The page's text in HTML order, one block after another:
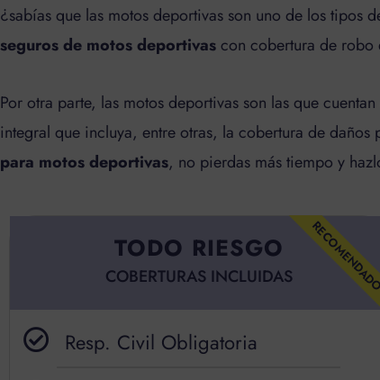
¿sabías que las motos deportivas son uno de los tipos
seguros de motos deportivascon cobertura de robo
Por otra parte, las motos deportivas son las que
integral que incluya, entre otras, la cobertura de
para motos deportivas, no pierdas más tiempo y
TODO RIESGO
COBERTURAS INCLUIDAS
Resp. Civil Obligatoria